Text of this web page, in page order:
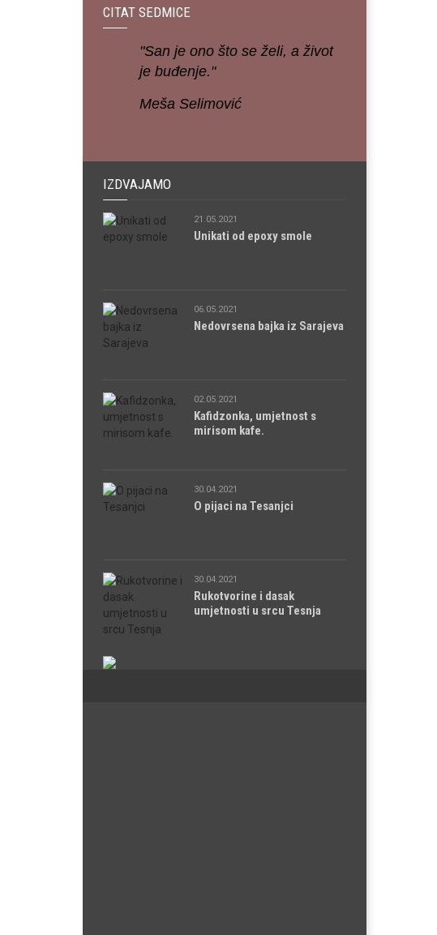
CITAT SEDMICE
"San je ono što se želi, a život
je buđenje."
Meša Selimović
IZDVAJAMO
21.05.2021
Unikati od epoxy smole
06.05.2021
Nedovrsena bajka iz Sarajeva
02.05.2021
Kafidzonka, umjetnost s
mirisom kafe.
30.04.2021
O pijaci na Tesanjci
30.04.2021
Rukotvorine i dasak
umjetnosti u srcu Tesnja